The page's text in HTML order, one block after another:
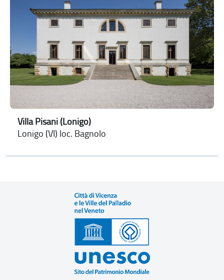
Villa Pisani (Lonigo)
Lonigo (VI) loc. Bagnolo